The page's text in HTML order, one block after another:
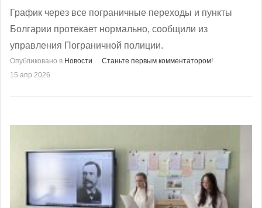
График через все пограничные переходы и пункты
Болгарии протекает нормально, сообщили из
управления Пограничной полиции.
Опубликовано в Новости
Станьте первым комментатором!
15 апр 2026